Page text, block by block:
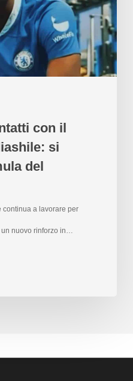
con il
si
del
continua a lavorare per
nuovo rinforzo in…